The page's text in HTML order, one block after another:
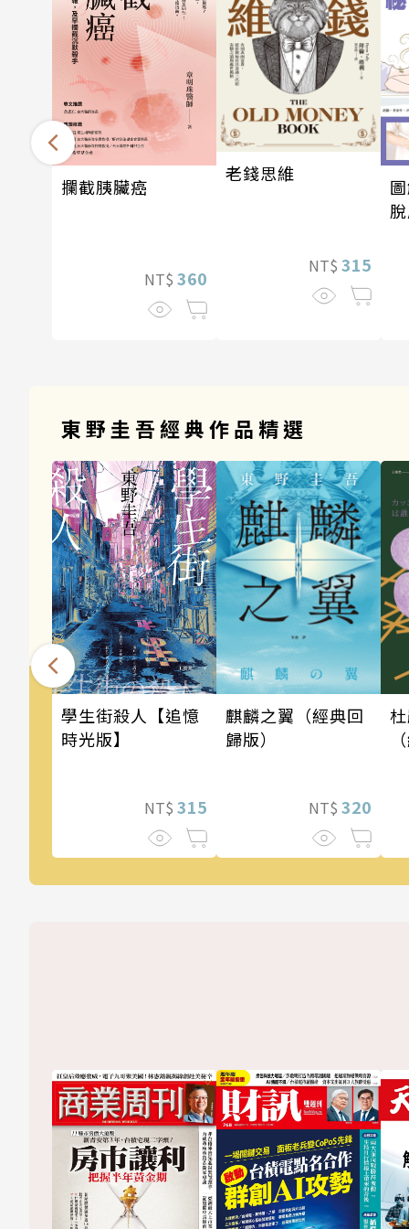
攔截胰臟癌
NT$ 360
老錢思維
NT$ 315
東野圭吾經典作品精選
學生街殺人【追憶
時光版】
NT$ 315
麒麟之翼（經典回
歸版）
NT$ 320